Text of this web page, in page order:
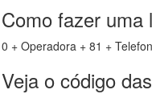
Como fazer uma
0 + Operadora + 81 +
Veja o código